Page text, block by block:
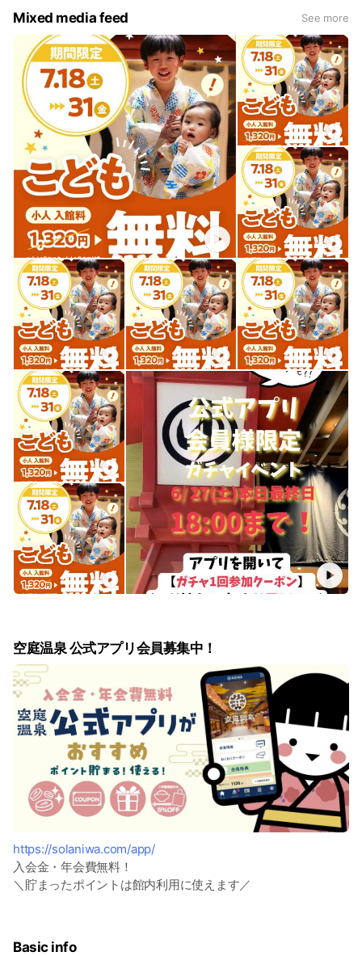
2F
リラクゼーション・ボディケア
【癒し処 啓楽院(けいらくいん)】
24H フィットネス
【FIT PLACE24(フィットプレイス24)】
アイラッシュ・ネイルサロン
【Angelica Michelle(アンジェリカ ミッシェル)】
ヘアカラー専門店
【fufu(フフ)】
歯のホワイトニング
【Whitening Cafe(ホワイトニングカフェ)】
※当面の間、不定休、および事前ご予約制
ヘアサロン
【CALENDAR(カレンダー)】
フェイシャルトリートメント(金箔マスク)
【Koh Mask Bar(コウ マスク バー)】
コスメセレクトショップ
【Beauté Amis(ボーテ エイミス)】
※ご予約・お問い合わせは各店舗まで
https://solaniwa.com/bw/
3F
【リクライナーエリア】
テレビやAC電源・USB端子付きのリクライナーチェアを完
※空庭温泉入館のお客様のみ利用可能、扉前の読み取り機にIC
キーをタッチしてください
Mixed media feed See more
空庭温泉 公式アプリ会員募集中！
https://solaniwa.com/app/
入会金・年会費無料！
＼貯まったポイントは館内利用に使えます／
Basic info